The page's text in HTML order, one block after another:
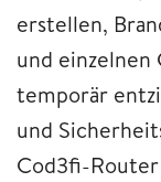
erstellen,
und
temporär
und
Cod3fi-